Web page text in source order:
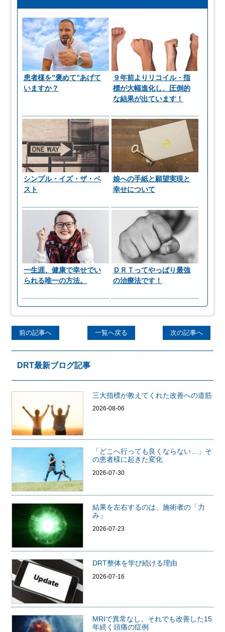
患者様を”褒めて”あげて
いますか？
９年前よりリコイル・指
標が大幅進化し、圧倒的
な結果が出ています！
シンプル・イズ・ザ・ベ
スト
娘への手紙と願望実現と
幸せについて
一生涯、健康で幸せでい
られる唯一の方法。
ＤＲＴってやっぱり最強
の治療法です！
前の記事へ 一覧へ戻る 次の記事へ
DRT最新ブログ記事
三大指標が教えてくれた改善への道筋
2026-08-06
「どこへ行っても良くならない…」そ
の患者様に起きた変化
2026-07-30
結果を左右するのは、施術者の「力
み」
2026-07-23
DRT整体を学び続ける理由
2026-07-16
MRIで異常なし。それでも改善した15
年続く頭痛の症例